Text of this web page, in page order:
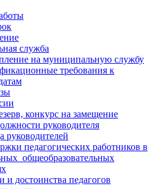
служба
на муниципальную службу
требования к
конкурс на замещение
руководителя
руководителей
педагогических работников в
общеобразовательных
и достоинства педагогов